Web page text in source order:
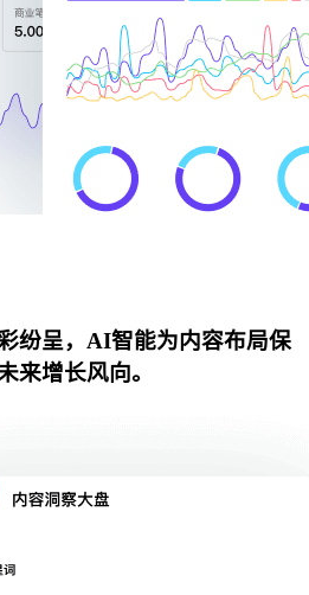
纷呈，AI智能为内容布局保
来增长风向。